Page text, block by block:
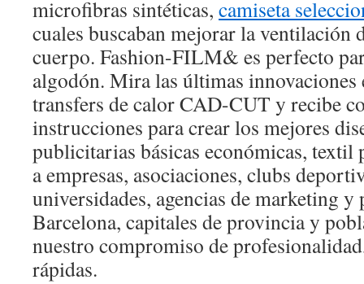
microfibras sintéticas, camiseta
cuales buscaban mejorar la ventilación
cuerpo. Fashion-FILM& es perfecto
algodón. Mira las últimas innovaciones
transfers de calor CAD-CUT y recibe
instrucciones para crear los mejores
publicitarias básicas económicas,
a empresas, asociaciones, clubs
universidades, agencias de marketing
Barcelona, capitales de provincia y
nuestro compromiso de
rápidas.